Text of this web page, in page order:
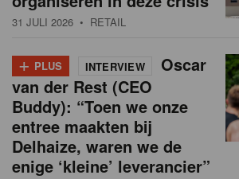
31 JULI 2026 • RETAIL
+ PLUS INTERVIEW
Oscar
van der Rest (CEO
Buddy): “Toen we onze
entree maakten bij
Delhaize, waren we de
enige ‘kleine’ leverancier”